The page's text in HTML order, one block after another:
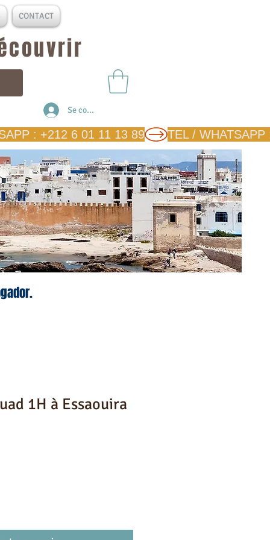
CONTACT
Se connecter
1H à Essaouira